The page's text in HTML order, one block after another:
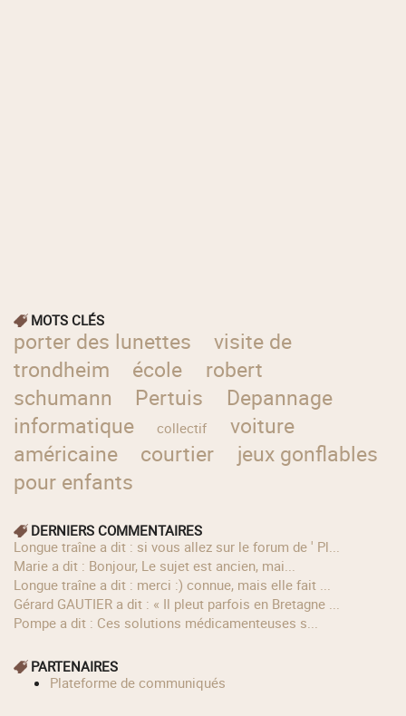
MOTS CLÉS
porter des lunettes
visite de
trondheim
école
robert
schumann
Pertuis
Depannage
informatique
collectif
voiture
américaine
courtier
jeux gonflables
pour enfants
DERNIERS COMMENTAIRES
longue traîne a dit : si vous allez sur le forum de ' Pl...
Marie a dit : Bonjour, Le sujet est ancien, mai...
longue traîne a dit : merci :) connue, mais elle fait ...
Gérard GAUTIER a dit : « Il pleut parfois en Bretagne ...
Pompe a dit : Ces solutions médicamenteuses s...
PARTENAIRES
Plateforme de communiqués